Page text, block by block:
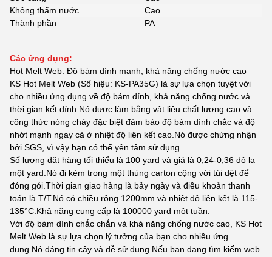
Không thấm nước
Cao
Thành phần
PA
Các ứng dụng:
Hot Melt Web: Độ bám dính mạnh, khả năng chống nước cao
KS Hot Melt Web (Số hiệu: KS-PA35G) là sự lựa chọn tuyệt vời
cho nhiều ứng dụng về độ bám dính, khả năng chống nước và
thời gian kết dính.Nó được làm bằng vật liệu chất lượng cao và
công thức nóng chảy đặc biệt đảm bảo độ bám dính chắc và độ
nhớt mạnh ngay cả ở nhiệt độ liên kết cao.Nó được chứng nhận
bởi SGS, vì vậy bạn có thể yên tâm sử dụng.
Số lượng đặt hàng tối thiểu là 100 yard và giá là 0,24-0,36 đô la
một yard.Nó đi kèm trong một thùng carton cộng với túi dệt để
đóng gói.Thời gian giao hàng là bảy ngày và điều khoản thanh
toán là T/T.Nó có chiều rộng 1200mm và nhiệt độ liên kết là 115-
135°C.Khả năng cung cấp là 100000 yard một tuần.
Với độ bám dính chắc chắn và khả năng chống nước cao, KS Hot
Melt Web là sự lựa chọn lý tưởng của bạn cho nhiều ứng
dụng.Nó đáng tin cậy và dễ sử dụng.Nếu bạn đang tìm kiếm web